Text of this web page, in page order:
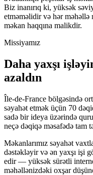
Biz inanırıq ki, yüksək
etməməlidir və hər
məkan haqqına malikdir.
Missiyamız
Daha yaxşı
azaldın
Île-de-France bölgəsində
səyahət etmək üçün 70
sadə bir ideya üzərində
neçə dəqiqə məsafədə tam
Məkanlarımız səyahət
dəstəkləyir və ən yaxşı işi
edir — yüksək sürətli
məhəllənizdəki oxşar